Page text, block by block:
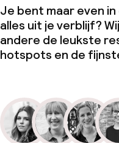
Je bent maar even
alles uit je verblijf?
andere de leukste
hotspots en de